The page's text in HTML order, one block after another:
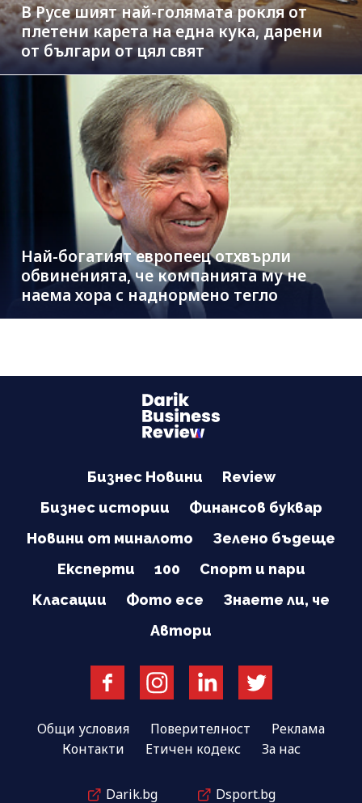
В Русе шият най-голямата рокля от
плетени карета на една кука, дарени
от българи от цял свят
Най-богатият европеец отхвърли
обвиненията, че компанията му не
наема хора с наднормено тегло
Бизнес Новини
Review
Бизнес истории
Финансов буквар
Новини от миналото
Зелено бъдеще
Експерти
100
Спорт и пари
Класации
Фото есе
Знаете ли, че
Автори
Общи условия Поверителност
Реклама
Контакти
Етичен кодекс За нас
Darik.bg Dsport.bg